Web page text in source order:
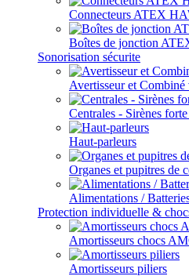
Connecteurs ATEX
Boîtes de jonction
Sonorisation sécurite
Avertisseur et
Centrales - Sirènes
Haut-parleurs
Organes et pupitres de
Alimentations /
Protection individuelle &
Amortisseurs chocs
Amortisseurs piliers